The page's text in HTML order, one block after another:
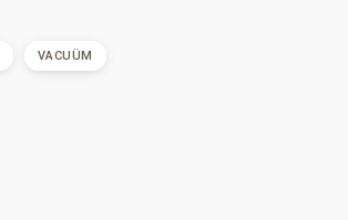
VACUÜM